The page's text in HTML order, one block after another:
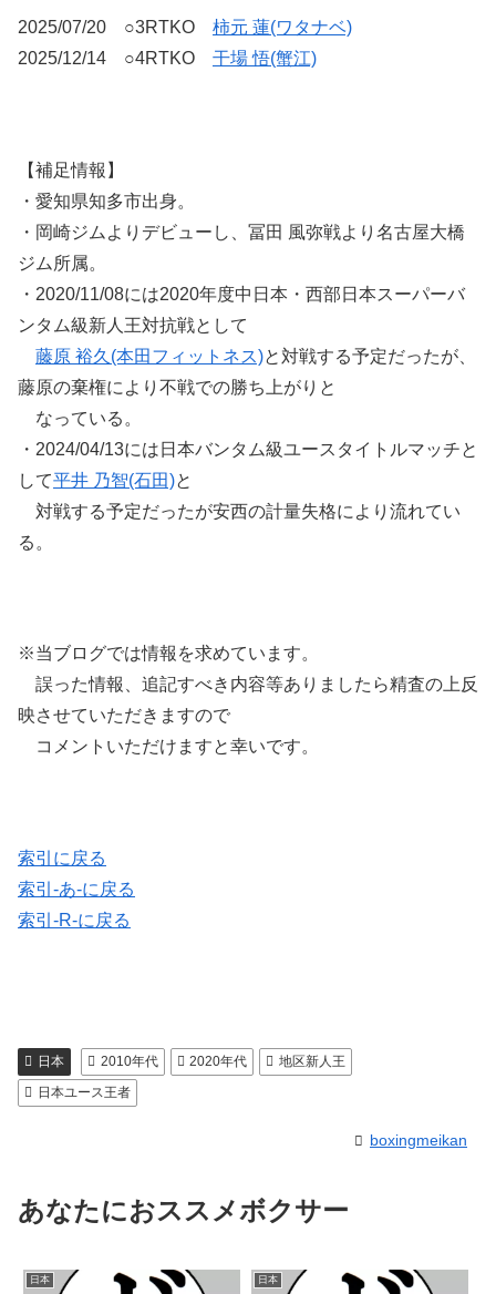
2025/07/20 ○3RTKO 柿元 蓮(ワタナベ)
2025/12/14 ○4RTKO 干場 悟(蟹江)
【補足情報】
・愛知県知多市出身。
・岡崎ジムよりデビューし、冨田 風弥戦より名古屋大橋
ジム所属。
・2020/11/08には2020年度中日本・西部日本スーパーバ
ンタム級新人王対抗戦として
藤原 裕久(本田フィットネス)と対戦する予定だったが、
藤原の棄権により不戦での勝ち上がりと
なっている。
・2024/04/13には日本バンタム級ユースタイトルマッチと
して平井 乃智(石田)と
対戦する予定だったが安西の計量失格により流れてい
る。
※当ブログでは情報を求めています。
誤った情報、追記すべき内容等ありましたら精査の上反
映させていただきますので
コメントいただけますと幸いです。
索引に戻る
索引-あ-に戻る
索引-R-に戻る
日本 2010年代 2020年代
地区新人王
日本ユース王者
boxingmeikan
あなたにおススメボクサー
日本 日本